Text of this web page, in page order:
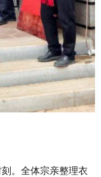
。全体宗亲整理衣